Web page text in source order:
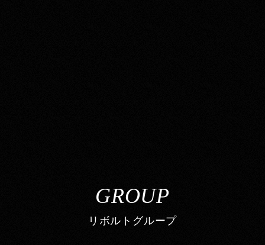
GROUP
リボルトグループ